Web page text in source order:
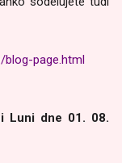
page.html
Luni dne 01. 08.